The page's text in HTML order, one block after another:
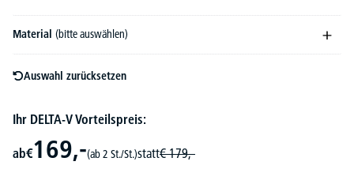
Material (bitte auswählen)
Auswahl zurücksetzen
Ihr DELTA-V Vorteilspreis:
ab€169,-(ab 2 St./St.)statt€ 179,-